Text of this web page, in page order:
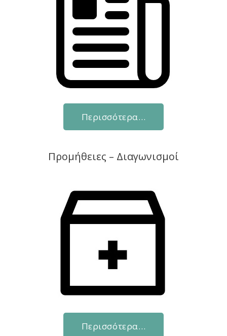
Περισσότερα…
Προμήθειες – Διαγωνισμοί
Περισσότερα…